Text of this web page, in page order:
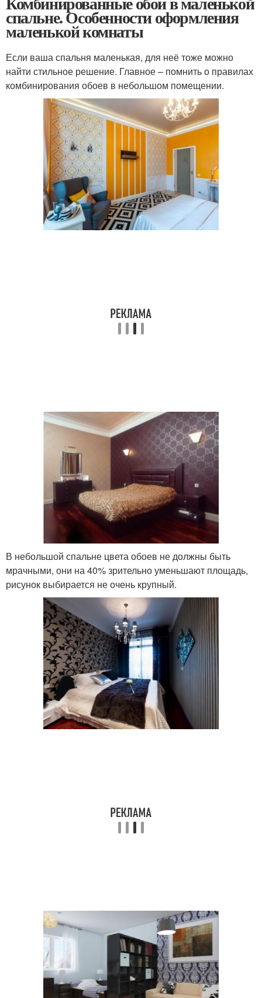
спальне. Особенности оформления
маленькой комнаты
Если ваша спальня маленькая, для неё тоже можно
найти стильное решение. Главное – помнить о правилах
комбинирования обоев в небольшом помещении.
В небольшой спальне цвета обоев не должны быть
мрачными, они на 40% зрительно уменьшают площадь,
рисунок выбирается не очень крупный.